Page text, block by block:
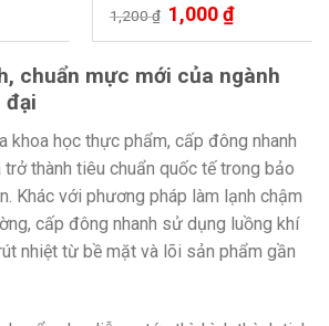
Được xếp
5.00
1,200₫ 1,000₫
chuẩn mực mới của ngành
đại
khoa học thực phẩm, cấp đông nhanh
thành tiêu chuẩn quốc tế trong bảo
Khác với phương pháp làm lạnh chậm
cấp đông nhanh sử dụng luồng khí
nhiệt từ bề mặt và lõi sản phẩm gần